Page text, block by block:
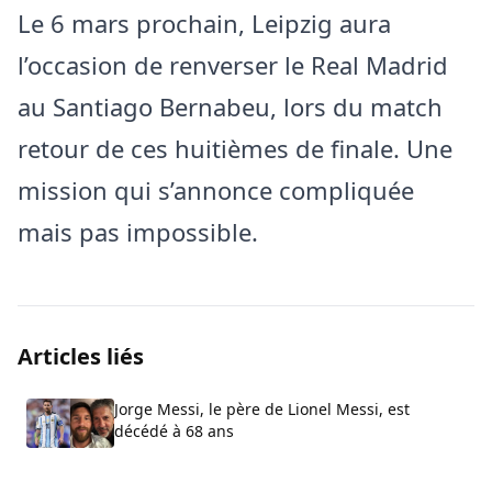
Le 6 mars prochain, Leipzig aura
l’occasion de renverser le Real Madrid
au Santiago Bernabeu, lors du match
retour de ces huitièmes de finale. Une
mission qui s’annonce compliquée
mais pas impossible.
Articles liés
Jorge Messi, le père de Lionel Messi, est
décédé à 68 ans